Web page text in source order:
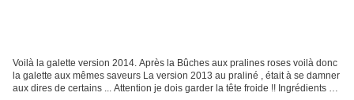
Voilà la galette version 2014. Après la Bûches aux pralines roses voilà donc
la galette aux mêmes saveurs La version 2013 au praliné , était à se damner
aux dires de certains ... Attention je dois garder la tête froide !! Ingrédients 2